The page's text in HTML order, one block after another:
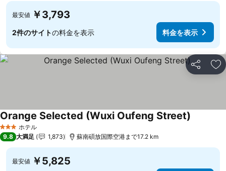
最安値 ￥3,793
2件のサイトの料金を表示 料金を表示
シェア お
3 ホテルのランク
ホテル
Orange Selected (Wuxi Oufeng Street)
9.8 大満足 1,873 蘇南碩放国際空港まで17.2 km
最安値 ￥5,825